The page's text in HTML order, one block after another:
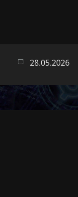
28.05.2026